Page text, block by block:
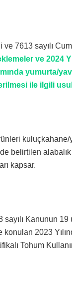
7613 sayılı
ve 2024
yumurta/
ile ilgili
belirtilen
kapsar.
Kanunun
2023
Tohum